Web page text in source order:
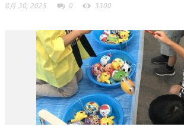
8月 30, 2025 0 3300